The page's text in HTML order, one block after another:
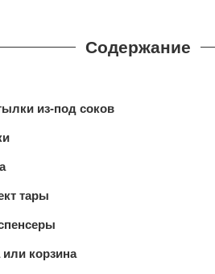
из-под соков
тары
корзина